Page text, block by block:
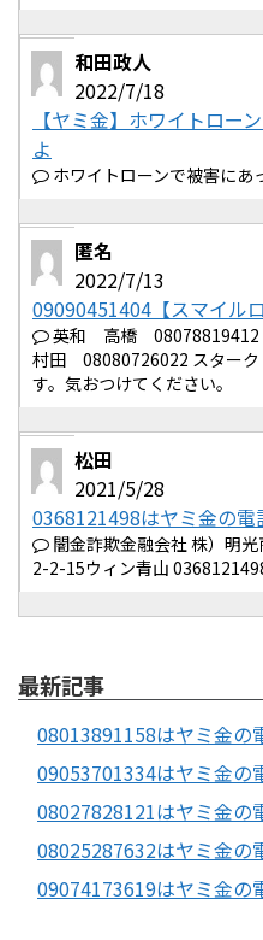
和田政人
2022/7/18
【ヤミ金】ホワイトロー
よ
ホワイトローンで被害にあ
匿名
2022/7/13
09090451404【スマイル
英和 高橋
村田 08080726022 スター
す。気おつけてください。
松田
2021/5/28
0368121498はヤミ金の電
闇金詐欺金融会社 株）明
2-2-15ウィン青山
最新記事
08013891158はヤミ金の
09053701334はヤミ金の
08027828121はヤミ金の
08025287632はヤミ金の
09074173619はヤミ金の